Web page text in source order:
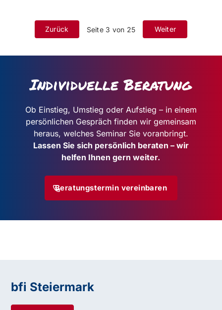
Zurück Seite 3 von 25 Weiter
Individuelle Beratung
Ob Einstieg, Umstieg oder Aufstieg – in einem
persönlichen Gesprächfinden wir gemeinsam
heraus, welches Seminar Sie voranbringt.
Lassen Sie sich persönlich beraten – wir
helfen Ihnen gern weiter.
Beratungstermin vereinbaren
bfi Steiermark